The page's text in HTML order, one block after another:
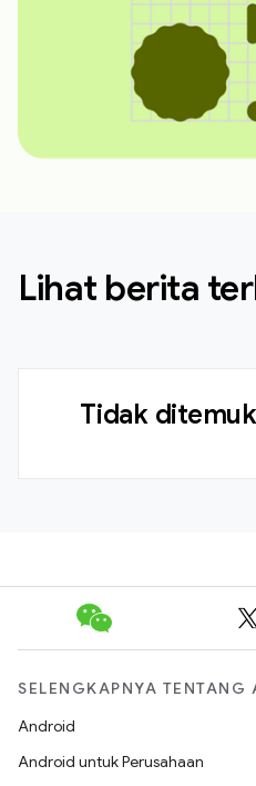
Lihat berita
Tidak
SELENGKAPNYA TENTANG
Android
Android untuk Perusahaan